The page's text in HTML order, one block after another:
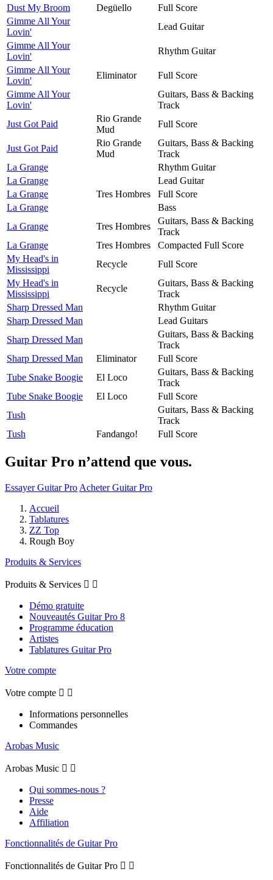
Dust My Broom
Degüello
Full Score
Gimme All Your
Lovin'
Lead Guitar
Gimme All Your
Lovin'
Rhythm Guitar
Gimme All Your
Lovin'
Eliminator
Full Score
Gimme All Your
Lovin'
Guitars, Bass & Backing
Track
Just Got Paid
Rio Grande
Mud
Full Score
Just Got Paid
Rio Grande
Mud
Guitars, Bass & Backing
Track
La Grange
Rhythm Guitar
La Grange
Lead Guitar
La Grange
Tres Hombres
Full Score
La Grange
Bass
La Grange
Tres Hombres
Guitars, Bass & Backing
Track
La Grange
Tres Hombres
Compacted Full Score
My Head's in
Mississippi
Recycle
Full Score
My Head's in
Mississippi
Recycle
Guitars, Bass & Backing
Track
Sharp Dressed Man
Rhythm Guitar
Sharp Dressed Man
Lead Guitars
Sharp Dressed Man
Guitars, Bass & Backing
Track
Sharp Dressed Man
Eliminator
Full Score
Tube Snake Boogie
El Loco
Guitars, Bass & Backing
Track
Tube Snake Boogie
El Loco
Full Score
Tush
Guitars, Bass & Backing
Track
Tush
Fandango! Full Score
Guitar Pro n’attend que vous.
Essayer Guitar Pro Acheter Guitar Pro
Accueil
Tablatures
ZZ Top
Rough Boy
Produits & Services
Produits & Services  
Démo gratuite
Nouveautés Guitar Pro 8
Programme éducation
Artistes
Tablatures Guitar Pro
Votre compte
Votre compte  
Informations personnelles
Commandes
Arobas Music
Arobas Music  
Qui sommes-nous ?
Presse
Aide
Affiliation
Fonctionnalités de Guitar Pro
Fonctionnalités de Guitar Pro  